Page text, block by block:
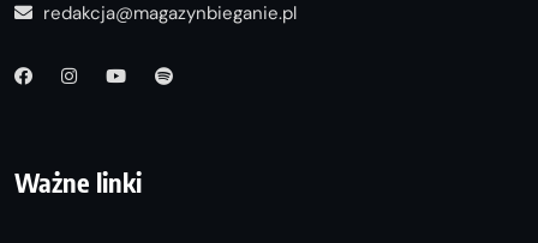
redakcja@magazynbieganie.pl
Ważne linki